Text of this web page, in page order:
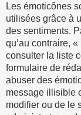
Les émoticônes
utilisées grâce à
des sentiments.
qu’au contraire,
consulter la liste
formulaire de
abuser des
message illisible
modifier ou de le